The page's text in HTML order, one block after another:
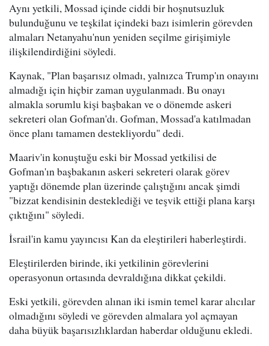
Aynı yetkili, Mossad içinde ciddi bir hoşnutsuzluk
bulunduğunu ve teşkilat içindeki bazı isimlerin görevden
almaları Netanyahu'nun yeniden seçilme girişimiyle
ilişkilendirdiğini söyledi.
Kaynak, "Plan başarısız olmadı, yalnızca Trump'ın onayını
almadığı için hiçbir zaman uygulanmadı. Bu onayı
almakla sorumlu kişi başbakan ve o dönemde askeri
sekreteri olan Gofman'dı. Gofman, Mossad'a katılmadan
önce planı tamamen destekliyordu" dedi.
Maariv'in konuştuğu eski bir Mossad yetkilisi de
Gofman'ın başbakanın askeri sekreteri olarak görev
yaptığı dönemde plan üzerinde çalıştığını ancak şimdi
"bizzat kendisinin desteklediği ve teşvik ettiği plana karşı
çıktığını" söyledi.
İsrail'in kamu yayıncısı Kan da eleştirileri haberleştirdi.
Eleştirilerden birinde, iki yetkilinin görevlerini
operasyonun ortasında devraldığına dikkat çekildi.
Eski yetkili, görevden alınan iki ismin temel karar alıcılar
olmadığını söyledi ve görevden almalara yol açmayan
daha büyük başarısızlıklardan haberdar olduğunu ekledi.